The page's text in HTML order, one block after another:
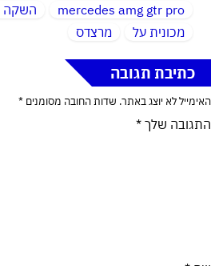
mercedes amg gtr pro
השקה
מכונית על
מרצדס
כתיבת תגובה
האימייל לא יוצג באתר. שדות החובה מסומנים *
התגובה שלך *